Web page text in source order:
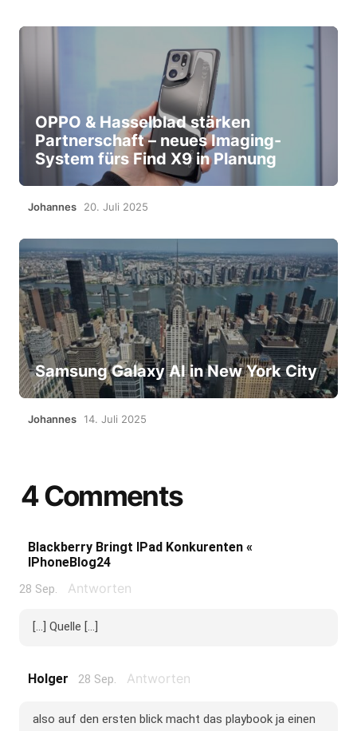
OPPO & Hasselblad stärken
Partnerschaft – neues Imaging-
System fürs Find X9 in Planung
Johannes 20. Juli 2025
Samsung Galaxy AI in New York City
Johannes 14. Juli 2025
4 Comments
Blackberry Bringt IPad Konkurenten «
IPhoneBlog24
28 Sep. Antworten
[...] Quelle [...]
Holger 28 Sep. Antworten
also auf den ersten blick macht das playbook ja einen